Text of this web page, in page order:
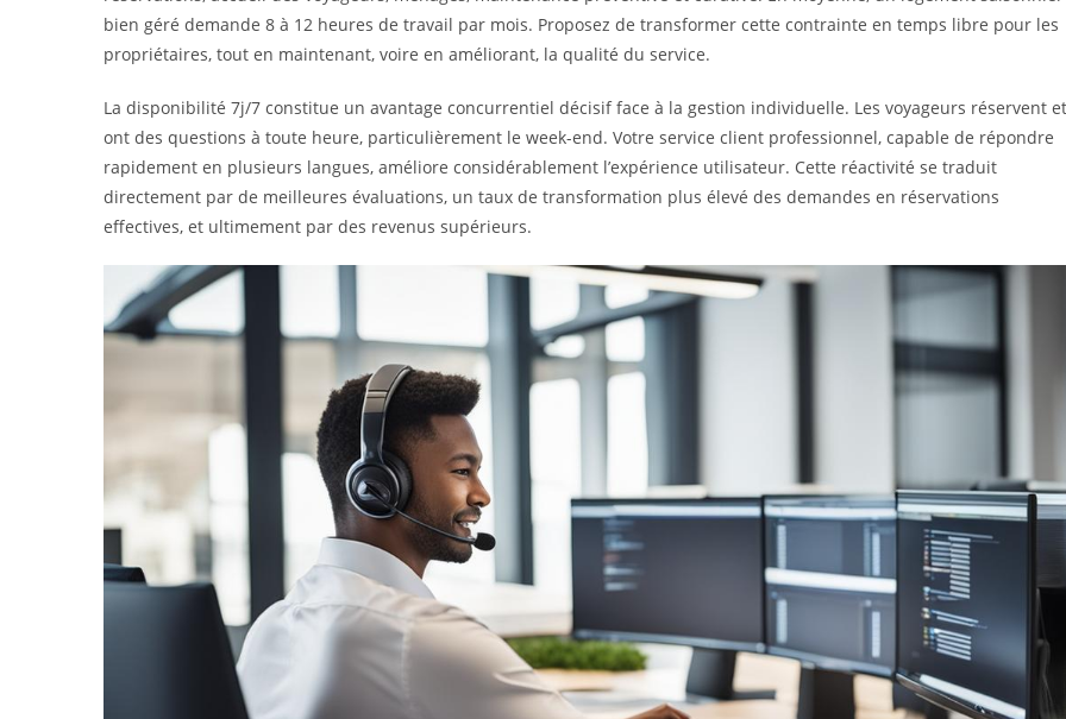
bien géré demande 8 à 12 heures de travail par mois. Proposez de transformer cette contrainte en temps libre pour les
propriétaires, tout en maintenant, voire en améliorant, la qualité du service.
La disponibilité 7j/7 constitue un avantage concurrentiel décisif face à la gestion individuelle. Les voyageurs réservent et
ont des questions à toute heure, particulièrement le week-end. Votre service client professionnel, capable de répondre
rapidement en plusieurs langues, améliore considérablement l’expérience utilisateur. Cette réactivité se traduit
directement par de meilleures évaluations, un taux de transformation plus élevé des demandes en réservations
effectives, et ultimement par des revenus supérieurs.